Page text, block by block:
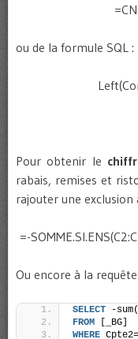
ou de la formule SQL :
Pour obtenir le
rabais, remises et
rajouter une exclusion
=-
Ou encore à la requête
SELECT -
FROM [_BG]
WHERE